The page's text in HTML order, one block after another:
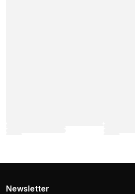
Newsletter